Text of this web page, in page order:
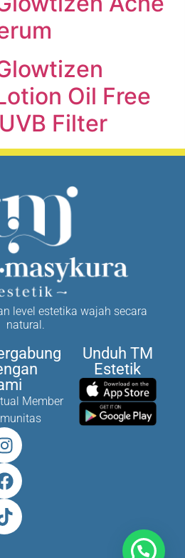
Oil Free
Filter
level estetika wajah secara
natural.
Member
Unduh TM
Estetik